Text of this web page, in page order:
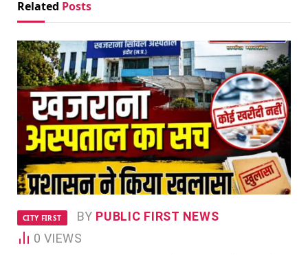
Related Posts
CITY FIRST BY PUBLIC FIRST NEWS
0 VIEWS